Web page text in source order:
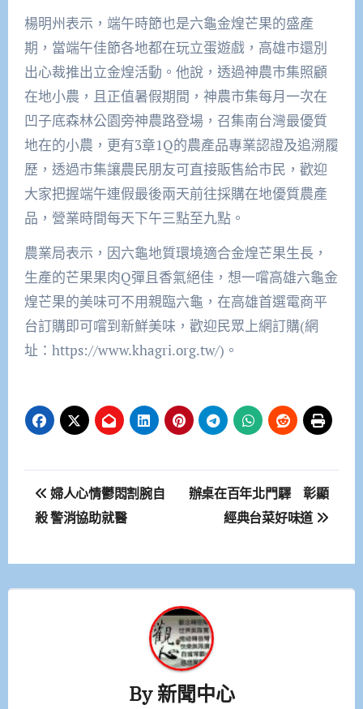
楊明州表示，端午時節也是六龜金煌芒果的盛產
期，當端午佳節各地都在玩立蛋遊戲，高雄市還別
出心裁推出立金煌活動。他說，透過神農市集照顧
在地小農，且正值暑假期間，神農市集每月一次在
凹子底森林公園旁神農路登場，召集南台灣最優質
地在的小農，更有3章1Q的農產品專業認證及追溯履
歷，透過市集讓農民朋友可直接販售給市民，歡迎
大家把握端午連假最後兩天前往採購在地優質農產
品，營業時間每天下午三點至九點。
農業局表示，因六龜地質環境適合金煌芒果生長，
生產的芒果果肉Q彈且香氣絕佳，想一嚐高雄六龜金
煌芒果的美味可不用親臨六龜，在高雄首選電商平
台訂購即可嚐到新鮮美味，歡迎民眾上網訂購(網
址：https://www.khagri.org.tw/)。
文
章
覽
婦人心情鬱悶割腕自
殺 警消協助就醫
辦桌在百年北門驛 彰顯
經典台菜好味道
By新聞中心